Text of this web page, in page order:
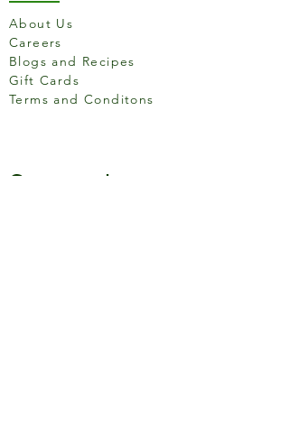
About Us
Careers
Blogs and Recipes
Gift Cards
Terms and Conditons
Store Location